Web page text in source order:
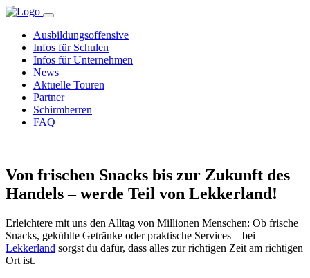
Ausbildungsoffensive
Infos für Schulen
Infos für Unternehmen
News
Aktuelle Touren
Partner
Schirmherren
FAQ
Von frischen Snacks bis zur Zukunft des
Handels – werde Teil von Lekkerland!
Erleichtere mit uns den Alltag von Millionen Menschen: Ob frische
Snacks, gekühlte Getränke oder praktische Services – bei
Lekkerland sorgst du dafür, dass alles zur richtigen Zeit am richtigen
Ort ist.